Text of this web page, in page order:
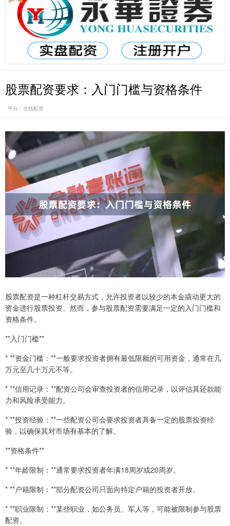
股票配资要求：入门门槛与资格条件
平台：在线配资
股票配资是一种杠杆交易方式，允许投资者以较少的本金撬动更大的
资金进行股票投资。然而，参与股票配资需要满足一定的入门门槛和
资格条件。
**入门门槛**
* **资金门槛：**一般要求投资者拥有最低限额的可用资金，通常在几
万元至几十万元不等。
* **信用记录：**配资公司会审查投资者的信用记录，以评估其还款能
力和风险承受能力。
* **投资经验：**一些配资公司会要求投资者具备一定的股票投资经
验，以确保其对市场有基本的了解。
**资格条件**
* **年龄限制：**通常要求投资者年满18周岁或20周岁。
* **户籍限制：**部分配资公司只面向特定户籍的投资者开放。
* **职业限制：**某些职业，如公务员、军人等，可能被限制参与股票
配资。